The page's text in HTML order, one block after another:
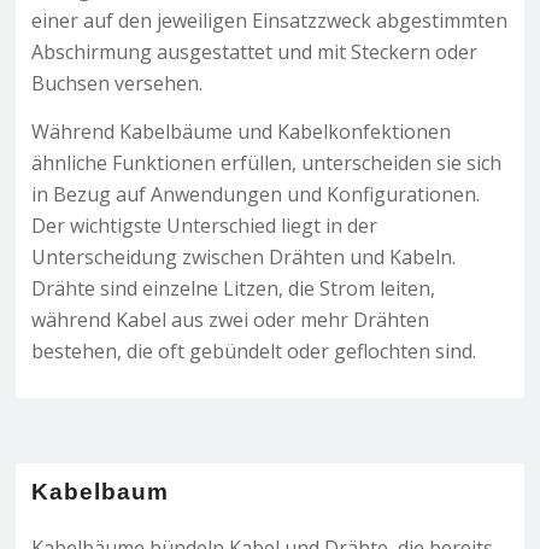
einer auf den jeweiligen Einsatzzweck abgestimmten
Abschirmung ausgestattet und mit Steckern oder
Buchsen versehen.
Während Kabelbäume und Kabelkonfektionen
ähnliche Funktionen erfüllen, unterscheiden sie sich
in Bezug auf Anwendungen und Konfigurationen.
Der wichtigste Unterschied liegt in der
Unterscheidung zwischen Drähten und Kabeln.
Drähte sind einzelne Litzen, die Strom leiten,
während Kabel aus zwei oder mehr Drähten
bestehen, die oft gebündelt oder geflochten sind.
Kabelbaum